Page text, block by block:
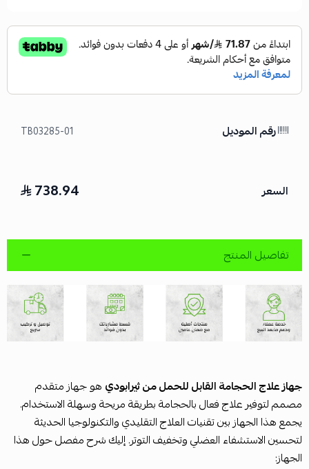
رقم الموديل TB03285-01
السعر 738.94
تفاصيل المنتج
جهاز علاج الحجامة القابل للحمل من ثيرابودي هو جهاز متقدم
مصمم لتوفير علاج فعال بالحجامة بطريقة مريحة وسهلة الاستخدام.
يجمع هذا الجهاز بين تقنيات العلاج التقليدي والتكنولوجيا الحديثة
لتحسين الاستشفاء العضلي وتخفيف التوتر. إليك شرح مفصل حول هذا
الجهاز: